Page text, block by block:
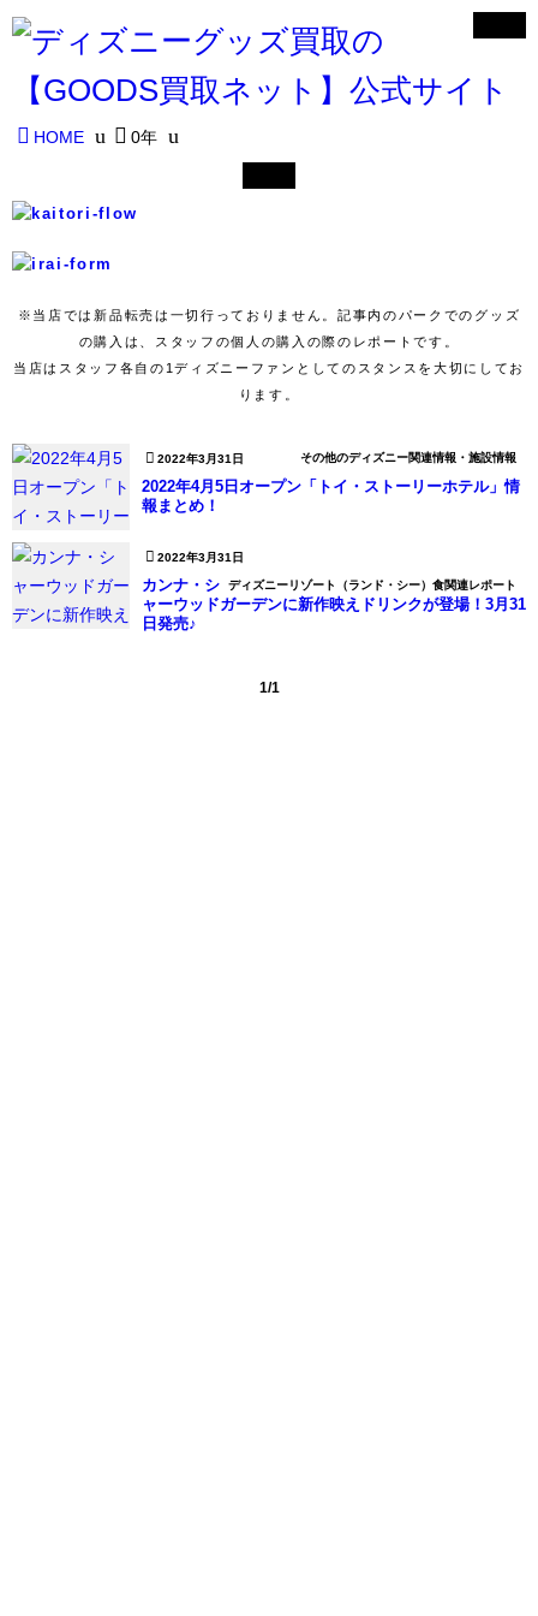
HOME 0年
※当店では新品転売は一切行っておりません。記事内のパークでのグッズ
の購入は、スタッフの個人の購入の際のレポートです。
当店はスタッフ各自の1ディズニーファンとしてのスタンスを大切にしてお
ります。
2022年3月31日 その他のディズニー関連情報・施設情報
2022年4月5日オープン「トイ・ストーリーホテル」情
報まとめ！
2022年3月31日
ディズニーリゾート（ランド・シー）食関連レポート
カンナ・シ
ャーウッドガーデンに新作映えドリンクが登場！3月31
日発売♪
1/1